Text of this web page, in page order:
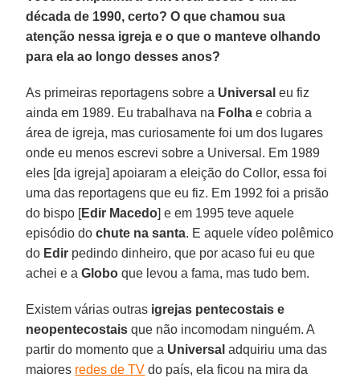
década de 1990, certo? O que chamou sua
atenção nessa igreja e o que o manteve olhando
para ela ao longo desses anos?
As primeiras reportagens sobre a Universal eu fiz
ainda em 1989. Eu trabalhava na Folha e cobria a
área de igreja, mas curiosamente foi um dos lugares
onde eu menos escrevi sobre a Universal. Em 1989
eles [da igreja] apoiaram a eleição do Collor, essa foi
uma das reportagens que eu fiz. Em 1992 foi a prisão
do bispo [Edir Macedo] e em 1995 teve aquele
episódio dochute na santa. E aquele vídeo polêmico
do Edir pedindo dinheiro, que por acaso fui eu que
achei e aGlobo que levou a fama, mas tudo bem.
Existem várias outras igrejas pentecostais e
neopentecostais que não incomodam ninguém. A
partir do momento que a Universal adquiriu uma das
maiores redes de TV do país, ela ficou na mira da